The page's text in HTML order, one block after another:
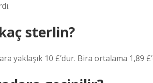
sterlin?
yaklaşık 10 £’dur. Bira ortalama 1,89